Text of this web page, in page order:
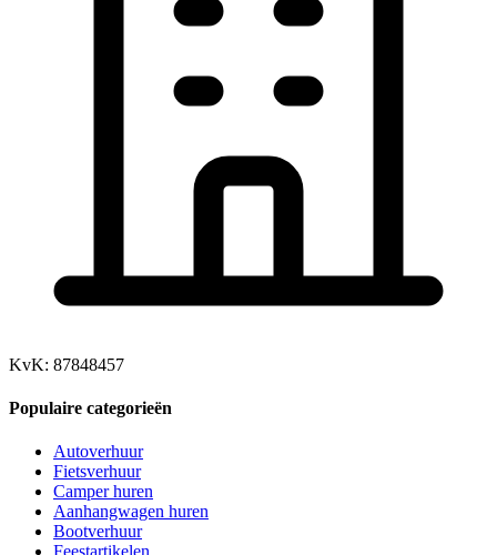
KvK: 87848457
Populaire categorieën
Autoverhuur
Fietsverhuur
Camper huren
Aanhangwagen huren
Bootverhuur